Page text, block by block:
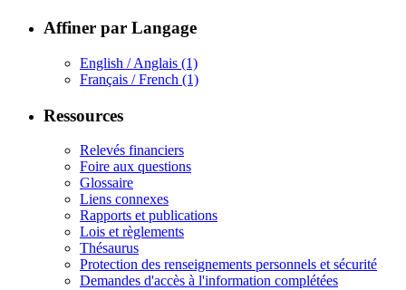
Affiner par Langage
English / Anglais (1)
Français / French (1)
Ressources
Relevés financiers
Foire aux questions
Glossaire
Liens connexes
Rapports et publications
Lois et règlements
Thésaurus
Protection des renseignements personnels et sécurité
Demandes d'accès à l'information complétées